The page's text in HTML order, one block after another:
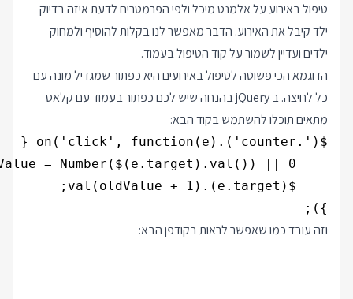
טיפול באירוע על אלמנט מיכל ולפי הפרמטרים לדעת איזה בדיוק
ילד קיבל את האירוע. הדבר מאפשר לנו בקלות להוסיף ולמחוק
ילדים ועדיין לשמור על קוד הטיפול בעמוד.
הדוגמא הכי פשוטה לטיפול באירועים היא כפתור שמגדיל מונה עם
כל לחיצה. ב jQuery בהנחה שיש לכם כפתור בעמוד עם קלאס
מתאים תוכלו להשתמש בקוד הבא:
});
וזה עובד כמו שאפשר לראות בקודפן הבא: